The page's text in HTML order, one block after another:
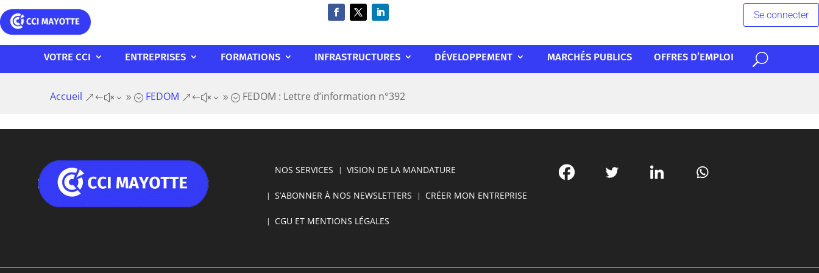
Se connecter
VOTRE CCI ENTREPRISES FORMATIONS INFRASTRUCTURES DÉVELOPPEMENT MARCHÉS PUBLICS OFFRES D’EMPLOI
Accueil &#x39; FEDOM &#x39; FEDOM : Lettre d’information n°392
NOS SERVICES VISION DE LA MANDATURE
S’ABONNER À NOS NEWSLETTERS CRÉER MON ENTREPRISE
CGU ET MENTIONS LÉGALES